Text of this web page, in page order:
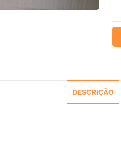
DESCRIÇÃO